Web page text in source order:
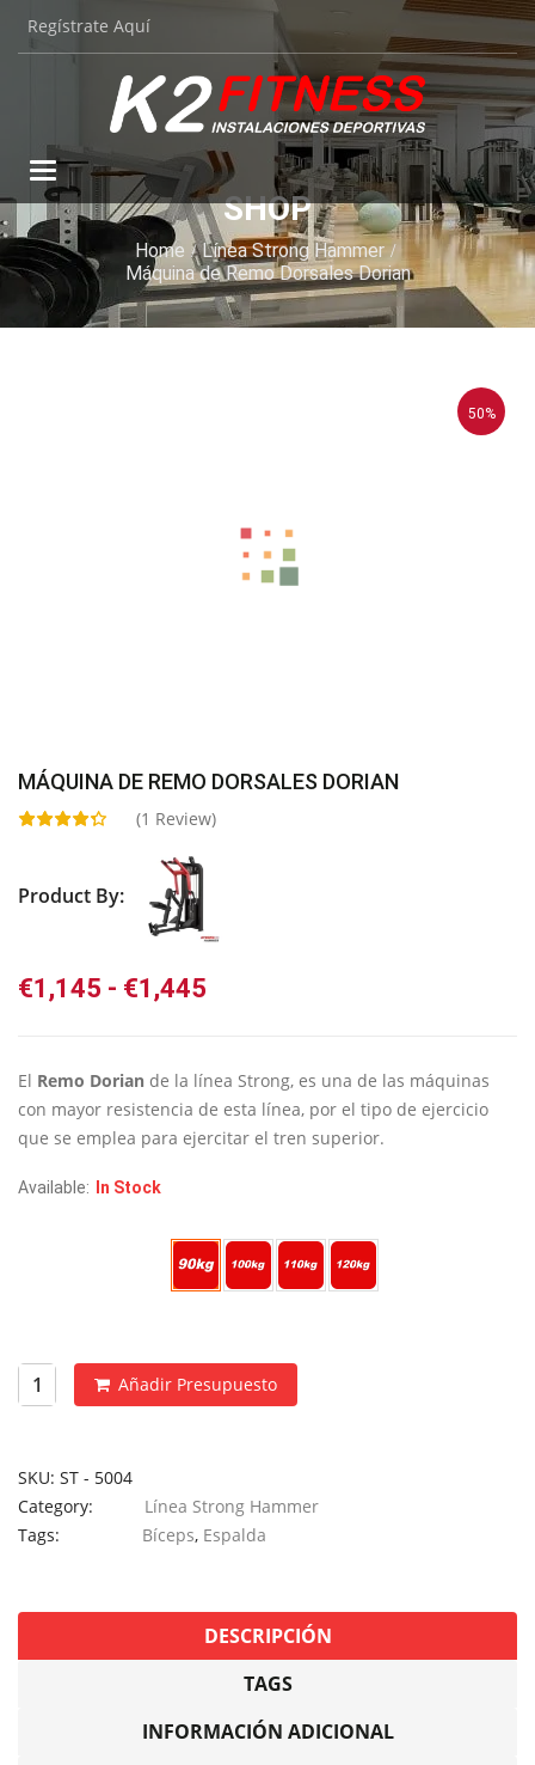
Regístrate Aquí
Toggle
navigation
SHOP
Home
Línea Strong Hammer
Máquina de Remo Dorsales Dorian
50%
MÁQUINA DE REMO DORSALES DORIAN
(1 Review)
Product By:
€1,145 - €1,445
desde
€1,145
hasta
El Remo Dorian de la línea Strong, es una de las máquinas
con mayor resistencia de esta línea, por el tipo de ejercicio
que se emplea para ejercitar el tren superior.
Available: In Stock
Añadir Presupuesto
SKU: ST - 5004
Category:
Línea Strong Hammer
Tags:
Bíceps, Espalda
DESCRIPCIÓN
TAGS
INFORMACIÓN ADICIONAL